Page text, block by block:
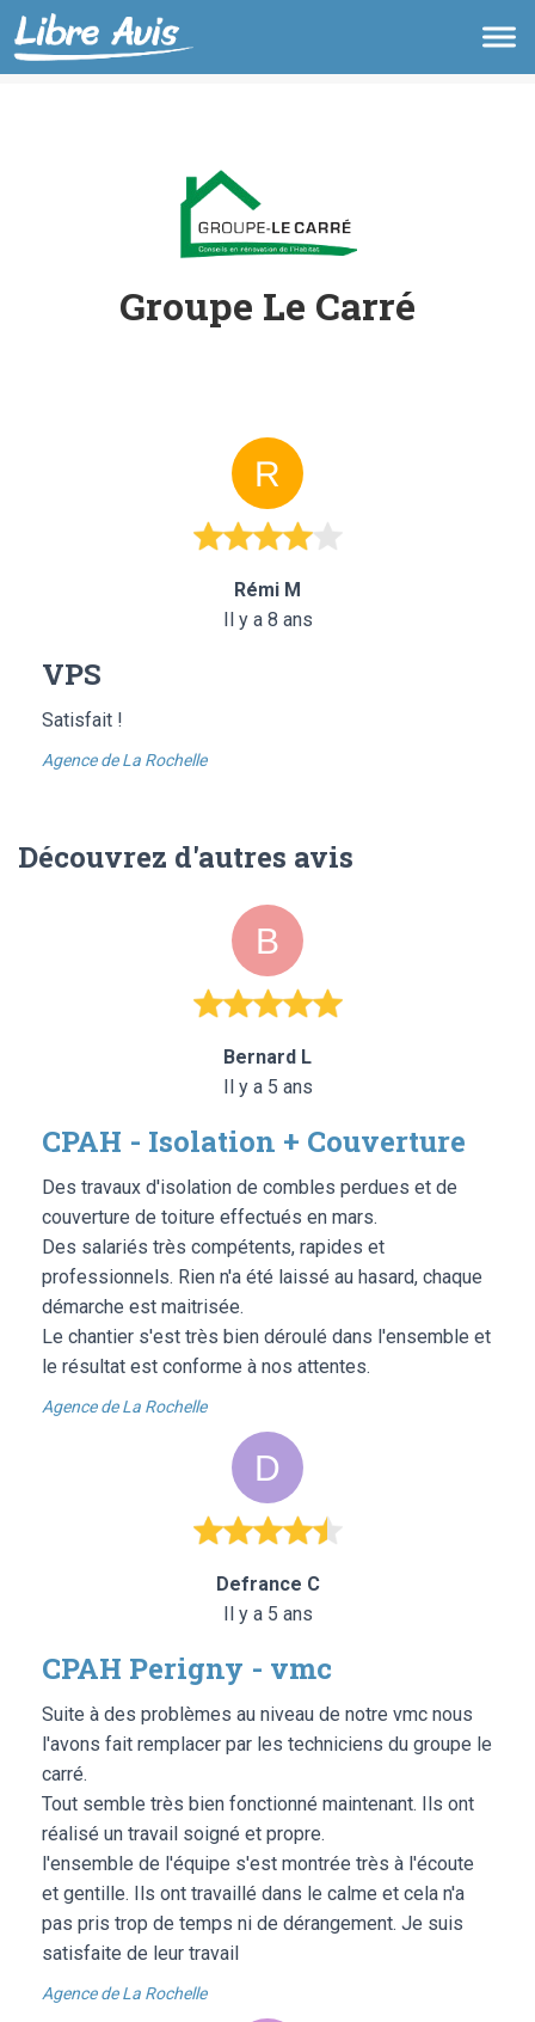
Groupe Le Carré
Rémi M
Il y a 8 ans
VPS
Satisfait !
Agence de La Rochelle
Découvrez d'autres avis
Bernard L
Il y a 5 ans
CPAH - Isolation + Couverture
Des travaux d'isolation de combles perdues et de
couverture de toiture effectués en mars.
Des salariés très compétents, rapides et
professionnels. Rien n'a été laissé au hasard, chaque
démarche est maitrisée.
Le chantier s'est très bien déroulé dans l'ensemble et
le résultat est conforme à nos attentes.
Agence de La Rochelle
Defrance C
Il y a 5 ans
CPAH Perigny - vmc
Suite à des problèmes au niveau de notre vmc nous
l'avons fait remplacer par les techniciens du groupe le
carré.
Tout semble très bien fonctionné maintenant. Ils ont
réalisé un travail soigné et propre.
l'ensemble de l'équipe s'est montrée très à l'écoute
et gentille. Ils ont travaillé dans le calme et cela n'a
pas pris trop de temps ni de dérangement. Je suis
satisfaite de leur travail
Agence de La Rochelle